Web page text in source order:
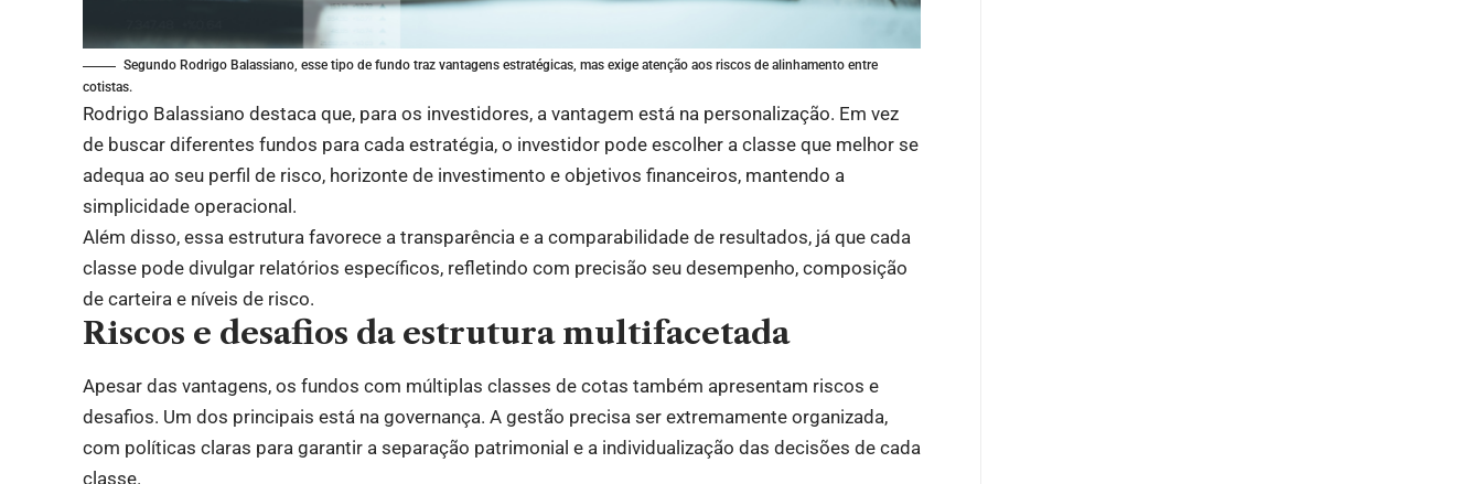
Segundo Rodrigo Balassiano, esse tipo de fundo traz vantagens estratégicas, mas exige atenção aos riscos de alinhamento entre
cotistas.
Rodrigo Balassiano destaca que, para os investidores, a vantagem está na personalização. Em vez
de buscar diferentes fundos para cada estratégia, o investidor pode escolher a classe que melhor se
adequa ao seu perfil de risco, horizonte de investimento e objetivos financeiros, mantendo a
simplicidade operacional.
Além disso, essa estrutura favorece a transparência e a comparabilidade de resultados, já que cada
classe pode divulgar relatórios específicos, refletindo com precisão seu desempenho, composição
de carteira e níveis de risco.
Riscos e desafios da estrutura multifacetada
Apesar das vantagens, os fundos com múltiplas classes de cotas também apresentam riscos e
desafios. Um dos principais está na governança. A gestão precisa ser extremamente organizada,
com políticas claras para garantir a separação patrimonial e a individualização das decisões de cada
classe.